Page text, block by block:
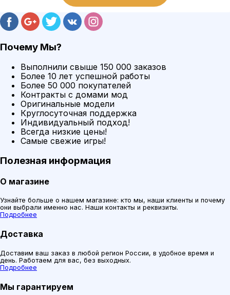
Почему Мы?
Выполнили свыше 150 000 заказов
Более 10 лет успешной работы
Более 50 000 покупателей
Контракты с домами мод
Оригинальные модели
Круглосуточная поддержка
Индивидуальный подход!
Всегда низкие цены!
Самые свежие игры!
Полезная информация
О магазине
Узнайте больше о нашем магазине: кто мы, наши клиенты и почему
они выбрали именно нас. Наши контакты и реквизиты.
Подробнее
Доставка
Доставим ваш заказ в любой регион России, в удобное время и
день. Работаем для вас, без выходных.
Подробнее
Мы гарантируем